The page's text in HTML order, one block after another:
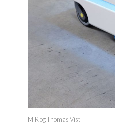
MIR og Thomas Visti